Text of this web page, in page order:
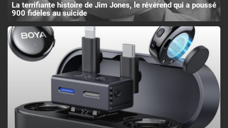
La terrifiante histoire de Jim Jones, le révérend qui a poussé
900 fidèles au suicide